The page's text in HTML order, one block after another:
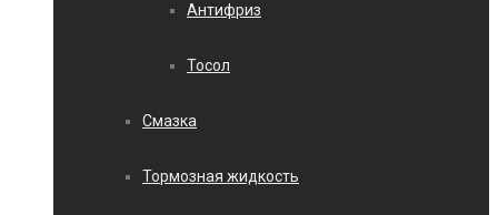
Антифриз
Тосол
Смазка
Тормозная жидкость